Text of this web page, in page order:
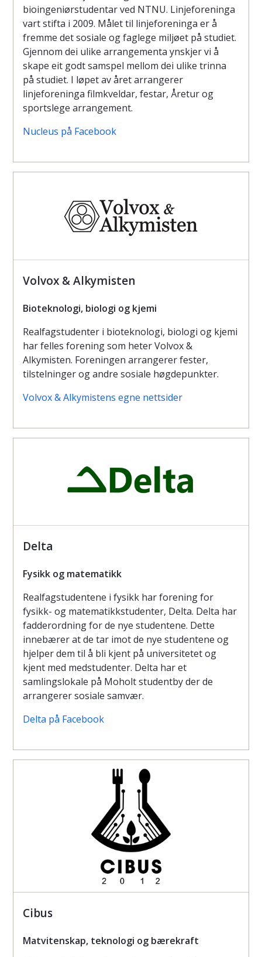
bioingeniørstudentar ved NTNU. Linjeforeninga
vart stifta i 2009. Målet til linjeforeninga er å
fremme det sosiale og faglege miljøet på studiet.
Gjennom dei ulike arrangementa ynskjer vi å
skape eit godt samspel mellom dei ulike trinna
på studiet. I løpet av året arrangerer
linjeforeninga filmkveldar, festar, Åretur og
sportslege arrangement.
Nucleus på Facebook
Volvox & Alkymisten
Bioteknologi, biologi og kjemi
Realfagstudenter i bioteknologi, biologi og kjemi
har felles forening som heter Volvox &
Alkymisten. Foreningen arrangerer fester,
tilstelninger og andre sosiale høgdepunkter.
Volvox & Alkymistens egne nettsider
Delta
Fysikk og matematikk
Realfagstudentene i fysikk har forening for
fysikk- og matematikkstudenter, Delta. Delta har
fadderordning for de nye studentene. Dette
innebærer at de tar imot de nye studentene og
hjelper dem til å bli kjent på universitetet og
kjent med medstudenter. Delta har et
samlingslokale på Moholt studentby der de
arrangerer sosiale samvær.
Delta på Facebook
Cibus
Matvitenskap, teknologi og bærekraft